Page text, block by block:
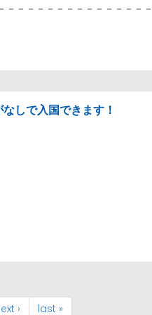
－－－－－－－－－－－－－－
しで入国できます！
› last »